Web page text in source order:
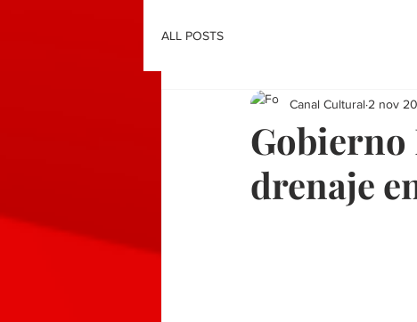
ALL POSTS
drenaje
Canal Cultural 2 nov